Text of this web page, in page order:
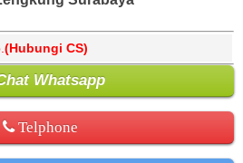
(Hubungi CS)
Whatsapp
Telphone